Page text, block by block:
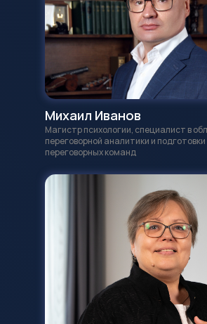
Магистр психологии, специалист в
переговорной аналитики и подготовки
переговорных команд
Михаил Иванов